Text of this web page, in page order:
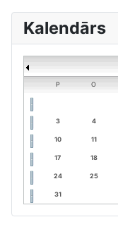
Kalendārs
P O
3 4
10 11
17 18
24 25
31